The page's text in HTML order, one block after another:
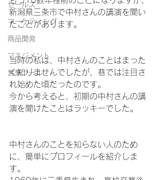
セールス
マーケティング
商品開発
マネジメント
営業ツール
新潟県三条市で中村さんの講演を聞い
たことがあります。
当時の私は、中村さんのことはまった
く知りませんでしたが、巷では注目さ
れ始めた頃だったのです。
今から考えると、初期の中村さんの講
演を聞けたことはラッキーでした。
中村さんのことを知らない人のため
に、簡単にプロフィールを紹介しま
す。